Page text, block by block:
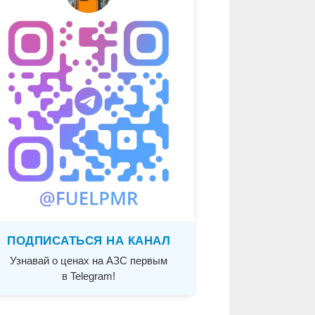
ПОДПИСАТЬСЯ НА КАНАЛ
Узнавай о ценах на АЗС первым
в Telegram!